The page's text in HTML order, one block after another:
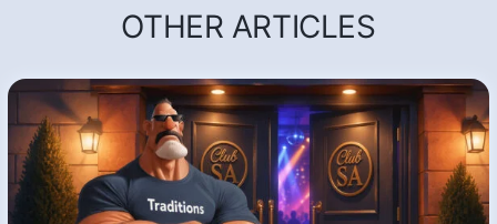
OTHER ARTICLES